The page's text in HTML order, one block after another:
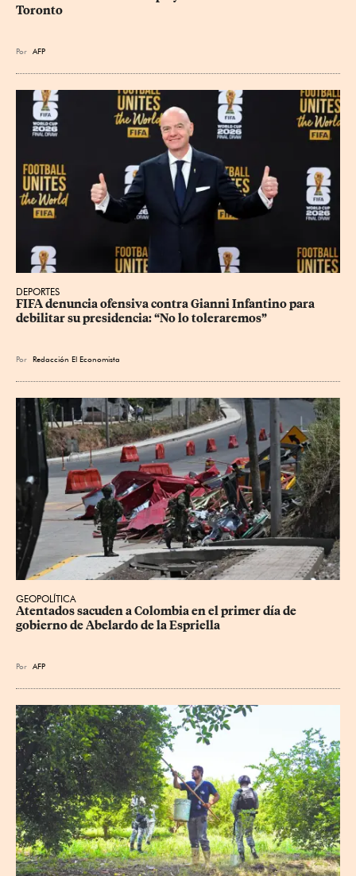
Toronto
Por AFP
DEPORTES
FIFA denuncia ofensiva contra Gianni Infantino para
debilitar su presidencia: “No lo toleraremos”
Por Redacción El Economista
GEOPOLÍTICA
Atentados sacuden a Colombia en el primer día de
gobierno de Abelardo de la Espriella
Por AFP